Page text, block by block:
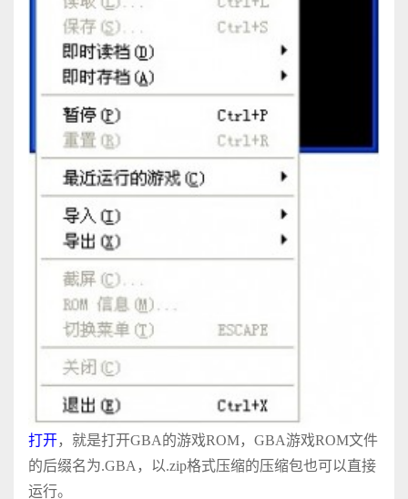
打开，就是打开GBA的游戏ROM，GBA游戏ROM文件
的后缀名为.GBA，以.zip格式压缩的压缩包也可以直接
运行。